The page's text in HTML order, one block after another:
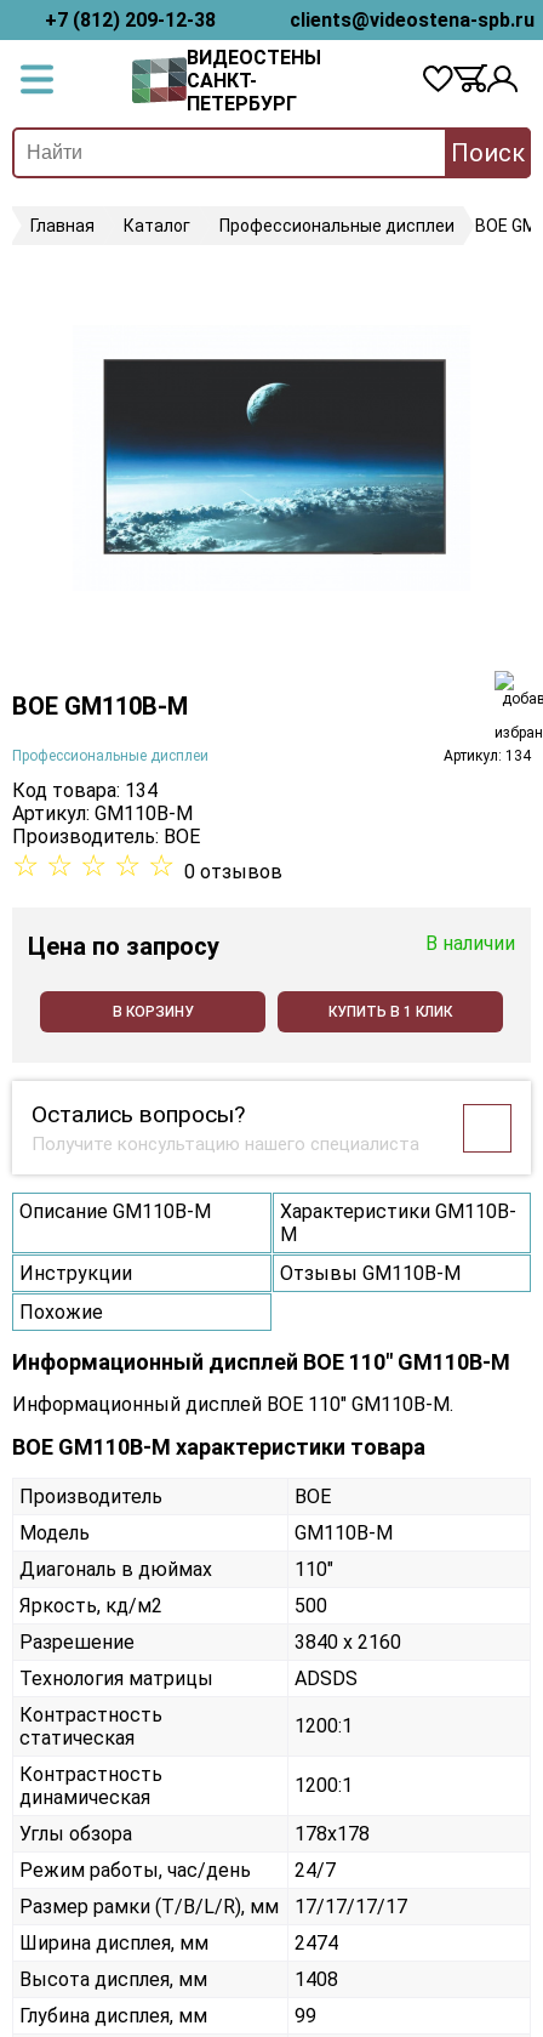
+7 (812) 209-12-38
clients@videostena-spb.ru
ВИДЕОСТЕНЫ
САНКТ-
ПЕТЕРБУРГ
Поиск
Главная Каталог Профессиональные дисплеи BOE
BOE GM110B-M
Профессиональные дисплеи Артикул: 134
Код товара: 134
Артикул: GM110B-M
Производитель: BOE
☆ ☆ ☆ ☆ ☆ 0 отзывов
Цена по запросу В наличии
В КОРЗИНУ КУПИТЬ В 1 КЛИК
Остались вопросы?
Получите консультацию нашего специалиста
Описание GM110B-M
Характеристики GM110B-
M
Инструкции
Отзывы GM110B-M
Похожие
Информационный дисплей BOE 110" GM110B-M
Информационный дисплей BOE 110" GM110B-M.
BOE GM110B-M характеристики товара
Производитель
BOE
Модель
GM110B-M
Диагональ в дюймах
110"
Яркость, кд/м2
500
Разрешение
3840 x 2160
Технология матрицы
ADSDS
Контрастность
статическая
1200:1
Контрастность
динамическая
1200:1
Углы обзора
178x178
Режим работы, час/день
24/7
Размер рамки (T/B/L/R), мм
17/17/17/17
Ширина дисплея, мм
2474
Высота дисплея, мм
1408
Глубина дисплея, мм
99